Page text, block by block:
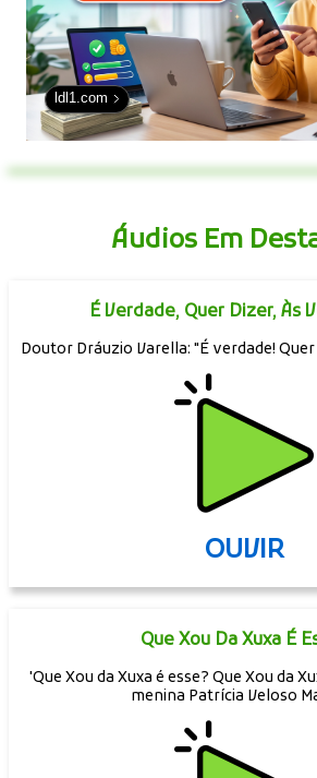
ldl1.com
Áudios Em
É Verdade, Quer Dizer, Às
Doutor Dráuzio Varella: "É verdade! Quer
OUVIR
Que Xou Da Xuxa É
'Que Xou da Xuxa é esse? Que Xou da
menina Patrícia Veloso